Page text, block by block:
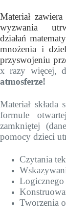
Materiał
wyzwania
działań
mnożenia i
przyswojeniu
x razy więcej,
atmosferze!
Materiał
formule
zamkniętej
pomocy dzieci
Czytania
Logicznego
Tworzenia